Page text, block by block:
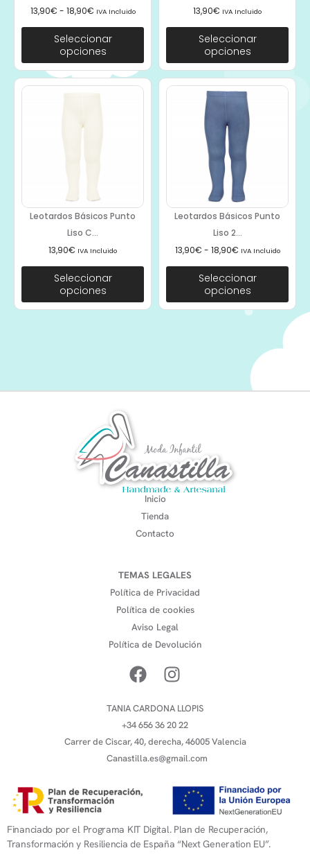
13,90€ - 18,90€ IVA Incluido
Seleccionar
opciones
13,90€ IVA Incluido
Seleccionar
opciones
Leotardos Básicos Punto
Liso C...
13,90€ IVA Incluido
Seleccionar
opciones
Leotardos Básicos Punto
Liso 2...
13,90€ - 18,90€ IVA Incluido
Seleccionar
opciones
Inicio
Tienda
Contacto
TEMAS LEGALES
Política de Privacidad
Política de cookies
Aviso Legal
Política de Devolución
TANIA CARDONA LLOPIS
+34 656 36 20 22
Carrer de Ciscar, 40, derecha, 46005 Valencia
Canastilla.es@gmail.com
Financiado por el Programa KIT Digital. Plan de Recuperación,
Transformación y Resiliencia de España “Next Generation EU”.